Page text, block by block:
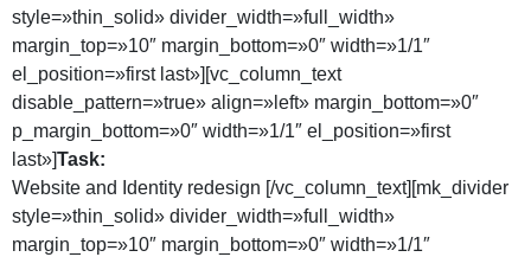
style=»thin_solid» divider_width=»full_width»
margin_top=»10″ margin_bottom=»0″ width=»1/1″
el_position=»first last»][vc_column_text
disable_pattern=»true» align=»left» margin_bottom=»0″
p_margin_bottom=»0″ width=»1/1″ el_position=»first
last»]Task:
Website and Identity redesign [/vc_column_text][mk_divider
style=»thin_solid» divider_width=»full_width»
margin_top=»10″ margin_bottom=»0″ width=»1/1″